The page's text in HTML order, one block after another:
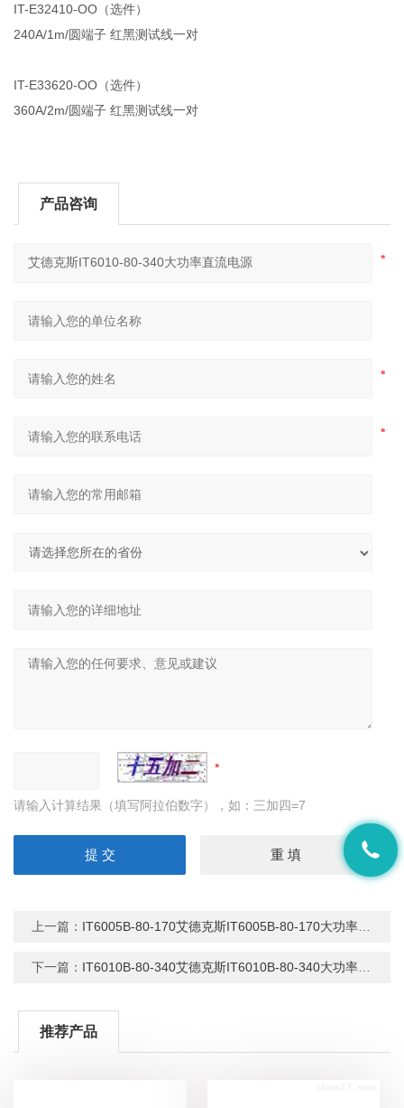
IT-E32410-OO（选件）
240A/1m/圆端子 红黑测试线一对
IT-E33620-OO（选件）
360A/2m/圆端子 红黑测试线一对
产品咨询
请输入计算结果（填写阿拉伯数字），如：三加四=7
上一篇： IT6005B-80-170艾德克斯IT6005B-80-170大功率直流电源
下一篇： IT6010B-80-340艾德克斯IT6010B-80-340大功率直流电源
推荐产品